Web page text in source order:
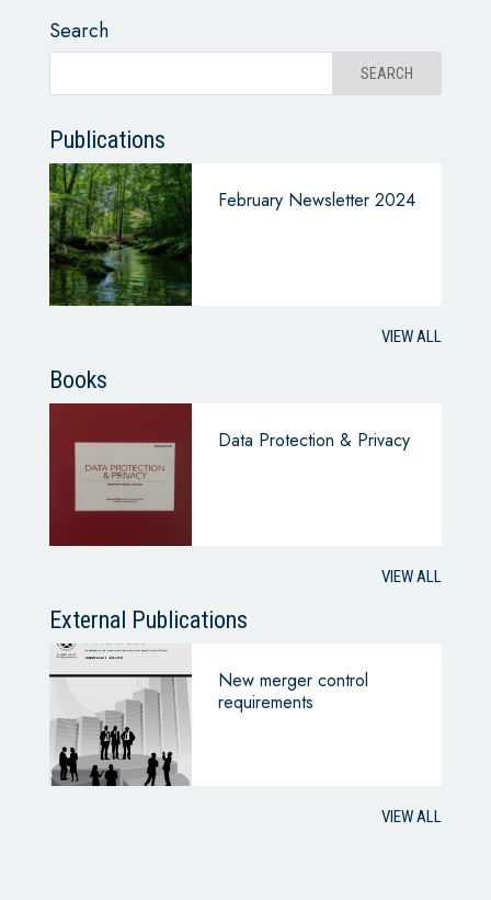
Search
Publications
February Newsletter 2024
VIEW ALL
Books
Data Protection & Privacy
VIEW ALL
External Publications
New merger control
requirements
VIEW ALL